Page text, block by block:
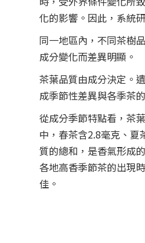
化的影響。因此，系統
同一地區內，不同茶樹
成分變化而差異明顯。
茶葉品質由成分決定。
成季節性差異與各季茶
從成分季節特點看，茶
中，春茶含2.8毫克、夏
質的總和，是香氣形成
各地高香季節茶的出現
佳。